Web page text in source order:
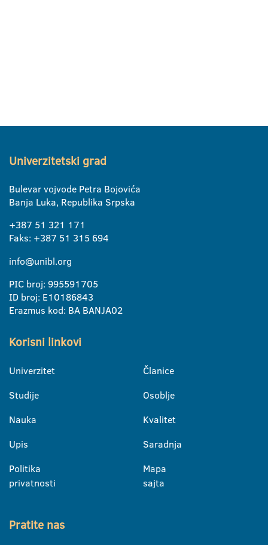
Univerzitetski grad
Bulevar vojvode Petra Bojovića
Banja Luka, Republika Srpska
+387 51 321 171
Faks: +387 51 315 694
info@unibl.org
PIC broj: 995591705
ID broj: E10186843
Erazmus kod: BA BANJA02
Korisni linkovi
Univerzitet
Studije
Nauka
Upis
Politika
privatnosti
Članice
Osoblje
Kvalitet
Saradnja
Mapa
sajta
Pratite nas